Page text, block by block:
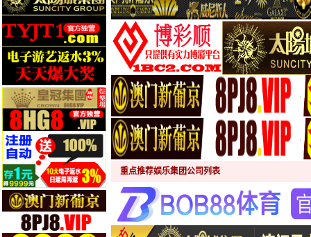
重点推荐娱乐集团公司列表